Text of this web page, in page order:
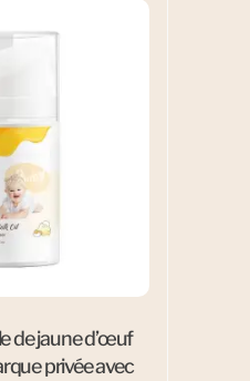
de jaune d’œuf
privée avec